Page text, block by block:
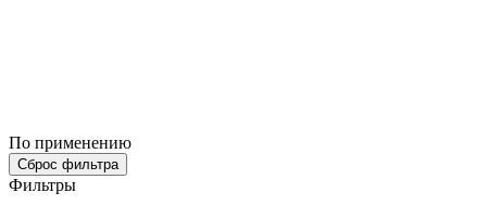
По применению
Сброс фильтра
Фильтры